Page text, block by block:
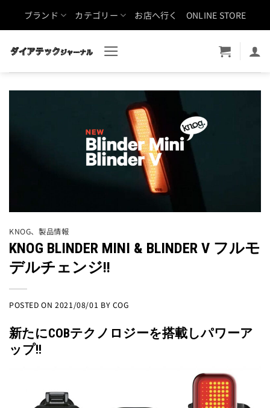
ブランド カテゴリー お店へ行く ONLINE STORE
KNOG、製品情報
KNOG BLINDER MINI & BLINDER V フルモ
デルチェンジ!!
POSTED ON2021/08/01 BY COG
新たにCOBテクノロジーを搭載しパワーア
ップ!!